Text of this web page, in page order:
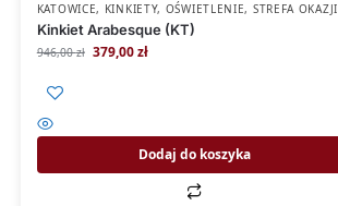
KATOWICE, KINKIETY, OŚWIETLENIE, STREFA OKAZJI
Kinkiet Arabesque (KT)
946,00zł 379,00zł
Dodaj do koszyka